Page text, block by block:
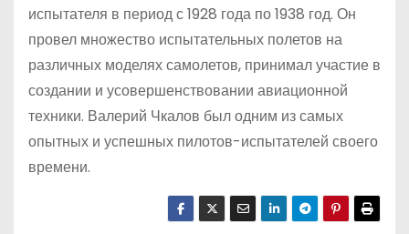
испытателя в период с 1928 года по 1938 год. Он
провел множество испытательных полетов на
различных моделях самолетов, принимал участие в
создании и усовершенствовании авиационной
техники. Валерий Чкалов был одним из самых
опытных и успешных пилотов-испытателей своего
времени.